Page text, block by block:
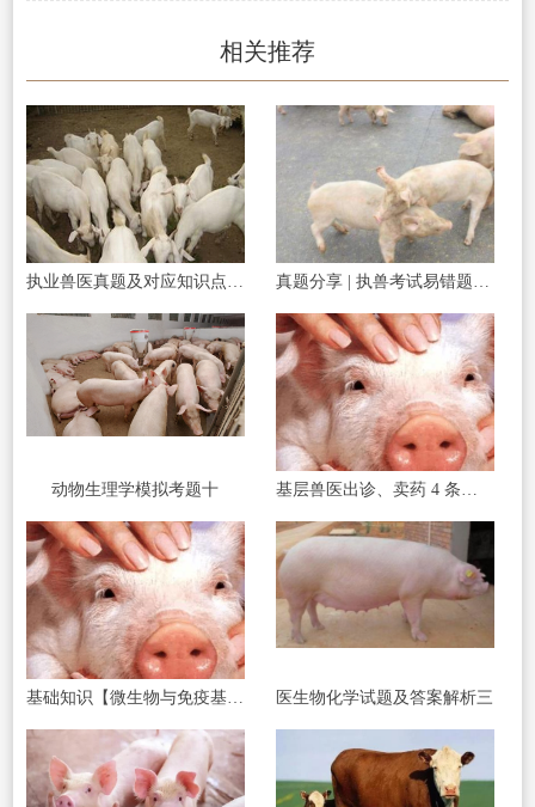
相关推荐
执业兽医真题及对应知识点一题一练习 真题分享 | 执兽考试易错题之传染病部分篇（二）
动物生理学模拟考题十 基层兽医出诊、卖药 4 条红线碰了直接罚款
基础知识【微生物与免疫基础】 医生物化学试题及答案解析三